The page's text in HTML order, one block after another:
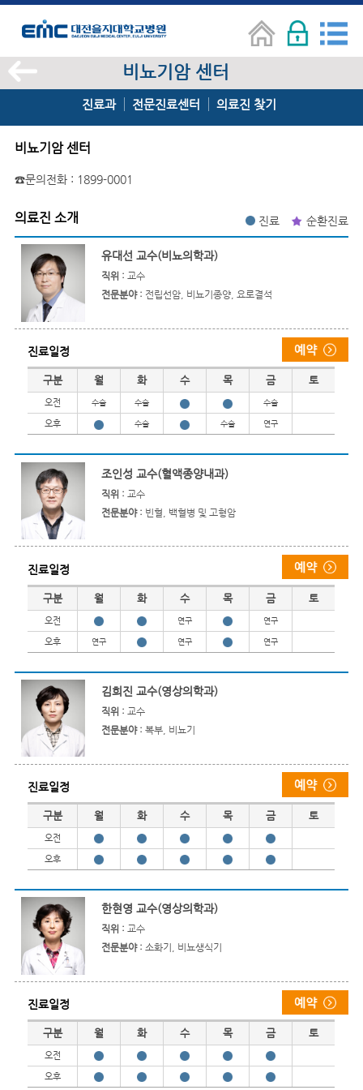
비뇨기암 센터
진료과 전문진료센터 의료진 찾기
비뇨기암 센터
☎문의전화 : 1899-0001
의료진 소개 진료 순환진료
유대선 교수(비뇨의학과)
직위 : 교수
전문분야 : 전립선암, 비뇨기종양, 요로결석
진료일정
진료일정
구분 월 화 수 목 금 토
오전 수술 수술 수술
오후 수술 수술 연구
조인성 교수(혈액종양내과)
직위 : 교수
전문분야 : 빈혈, 백혈병 및 고형암
진료일정
진료일정
구분 월 화 수 목 금 토
오전 연구 연구
오후 연구 연구 연구
김희진 교수(영상의학과)
직위 : 교수
전문분야 : 복부, 비뇨기
진료일정
진료일정
구분 월 화 수 목 금 토
오전
오후
한현영 교수(영상의학과)
직위 : 교수
전문분야 : 소화기, 비뇨생식기
진료일정
진료일정
구분 월 화 수 목 금 토
오전
오후